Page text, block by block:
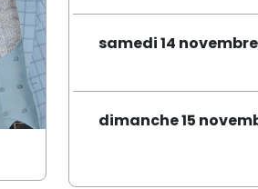
samedi 14 novembre
dimanche 15